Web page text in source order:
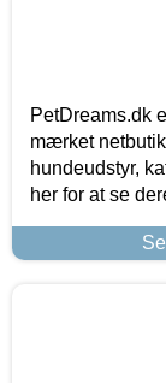
PetDreams.dk
mærket
hundeudstyr,
her for at se